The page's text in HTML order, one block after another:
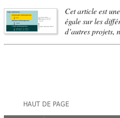
Cet article est
égale sur les
d’autres projets,
HAUT DE PAGE